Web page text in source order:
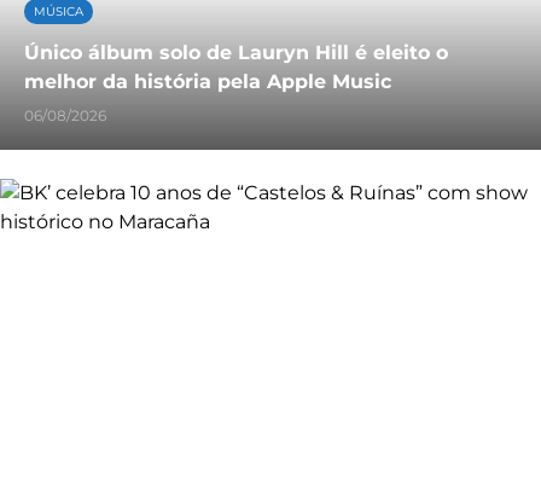
MÚSICA
Único álbum solo de Lauryn Hill é eleito o
melhor da história pela Apple Music
06/08/2026